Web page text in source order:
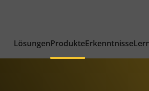
LösungenProdukteErkenntnisse